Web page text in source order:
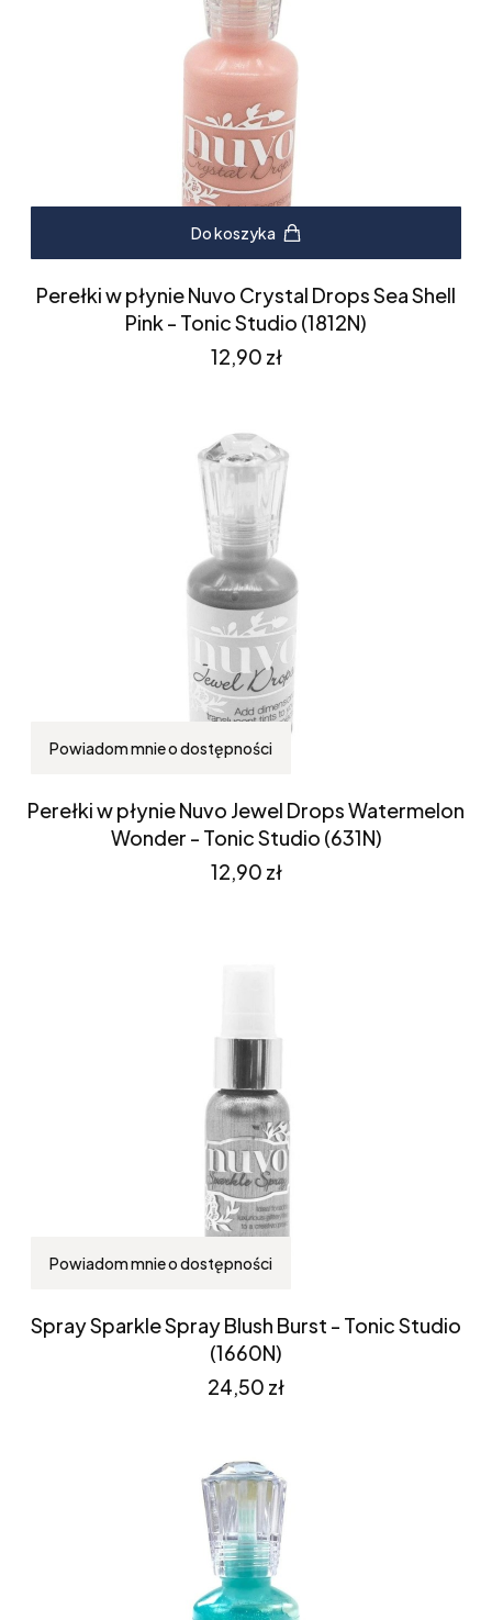
Do koszyka
Perełki w płynie Nuvo Crystal Drops Sea Shell
Pink - Tonic Studio (1812N)
Cena
12,90 zł
Powiadom mnie o dostępności
Perełki w płynie Nuvo Jewel Drops Watermelon
Wonder - Tonic Studio (631N)
Cena
12,90 zł
Powiadom mnie o dostępności
Spray Sparkle Spray Blush Burst - Tonic Studio
(1660N)
Cena
24,50 zł